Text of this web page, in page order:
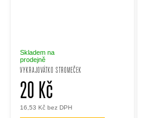
VYKRAJOVÁTKO STROMEČEK
Skladem na
prodejně
16,53 Kč bez DPH
20 Kč